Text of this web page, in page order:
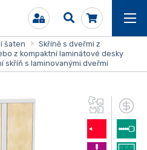
šaten
Skříně s dveřmi z
z kompaktní laminátové desky
skříň s laminovanými dveřmi